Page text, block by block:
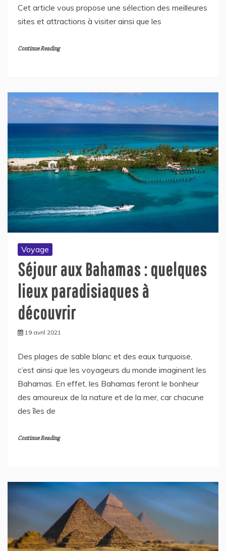
Cet article vous propose une sélection des meilleures
sites et attractions à visiter ainsi que les
Continue Reading
Voyage
Séjour aux Bahamas : quelques
lieux paradisiaques à
découvrir
19 avril 2021
Des plages de sable blanc et des eaux turquoise,
c’est ainsi que les voyageurs du monde imaginent les
Bahamas. En effet, les Bahamas feront le bonheur
des amoureux de la nature et de la mer, car chacune
des îles de
Continue Reading